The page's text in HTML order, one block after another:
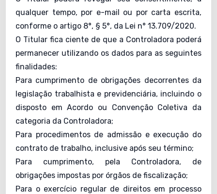
qualquer tempo, por e-mail ou por carta escrita,
conforme o artigo 8°, § 5°, da Lei n° 13.709/2020.
O Titular fica ciente de que a Controladora poderá
permanecer utilizando os dados para as seguintes
finalidades:
Para cumprimento de obrigações decorrentes da
legislação trabalhista e previdenciária, incluindo o
disposto em Acordo ou Convenção Coletiva da
categoria da Controladora;
Para procedimentos de admissão e execução do
contrato de trabalho, inclusive após seu término;
Para cumprimento, pela Controladora, de
obrigações impostas por órgãos de fiscalização;
Para o exercício regular de direitos em processo